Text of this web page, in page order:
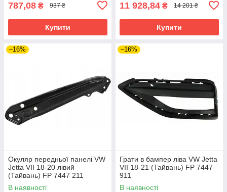
787,08 ₴ 937 ₴
Купити
11 928,84 ₴ 14 201 ₴
Купити
–16%
Окуляр передньої панелі VW
Jetta VII 18-20 лівий
(Тайвань) FP 7447 211
В наявності
–16%
Грати в бампер ліва VW Jetta
VII 18-21 (Тайвань) FP 7447
911
В наявності